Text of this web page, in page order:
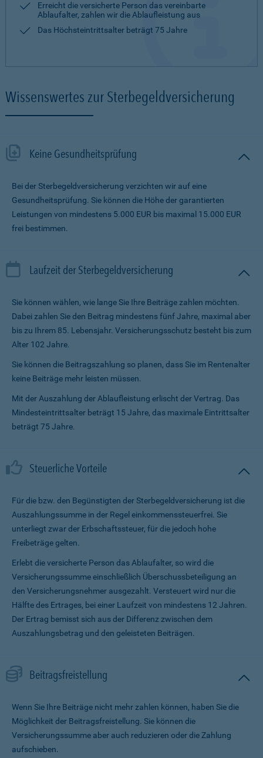
Erreicht die versicherte Person das vereinbarte
Ablaufalter, zahlen wir die Ablaufleistung aus
Das Höchsteintrittsalter beträgt 75 Jahre
Wissenswertes zur Sterbegeldversicherung
Keine Gesundheitsprüfung
Bei der Sterbegeldversicherung verzichten wir auf eine
Gesundheitsprüfung. Sie können die Höhe der garantierten
Leistungen von mindestens 5.000 EUR bis maximal 15.000 EUR
frei bestimmen.
Laufzeit der Sterbegeldversicherung
Sie können wählen, wie lange Sie Ihre Beiträge zahlen möchten.
Dabei zahlen Sie den Beitrag mindestens fünf Jahre, maximal aber
bis zu Ihrem 85. Lebensjahr. Versicherungsschutz besteht bis zum
Alter 102 Jahre.
Sie können die Beitragszahlung so planen, dass Sie im Renten­alter
keine Beiträge mehr leisten müssen.
Mit der Auszahlung der Ablaufleistung erlischt der Vertrag. Das
Mindesteintrittsalter beträgt 15 Jahre, das maximale Eintrittsalter
beträgt 75 Jahre.
Steuerliche Vorteile
Für die bzw. den Begünstigten der Sterbegeldversicherung ist die
Auszahlungssumme in der Regel einkommenssteuerfrei. Sie
unterliegt zwar der Erbschaftssteuer, für die jedoch hohe
Freibeträge gelten.
Erlebt die versicherte Person das Ablaufalter, so wird die
Versicherungssumme ein­schließlich Überschussbeteiligung an
den Versicherungsnehmer ausgezahlt. Versteuert wird nur die
Hälfte des Ertrages, bei einer Laufzeit von mindestens 12 Jahren.
Der Ertrag bemisst sich aus der Differenz zwischen dem
Auszahlungsbetrag und den geleisteten Beiträgen.
Beitragsfreistellung
Wenn Sie Ihre Beiträge nicht mehr zahlen können, haben Sie die
Möglichkeit der Beitragsfreistellung. Sie können die
Versicherungssumme aber auch reduzieren oder die Zahlung
aufschieben.